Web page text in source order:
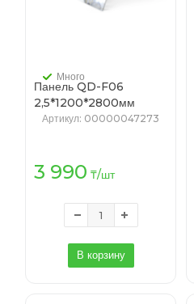
Панель QD-F06
2,5*1200*2800мм
Много
Артикул: 00000047273
3 990 ₸/шт
В корзину